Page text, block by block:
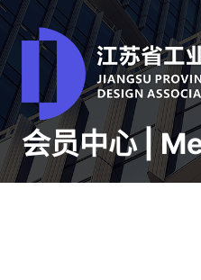
会员中心 |